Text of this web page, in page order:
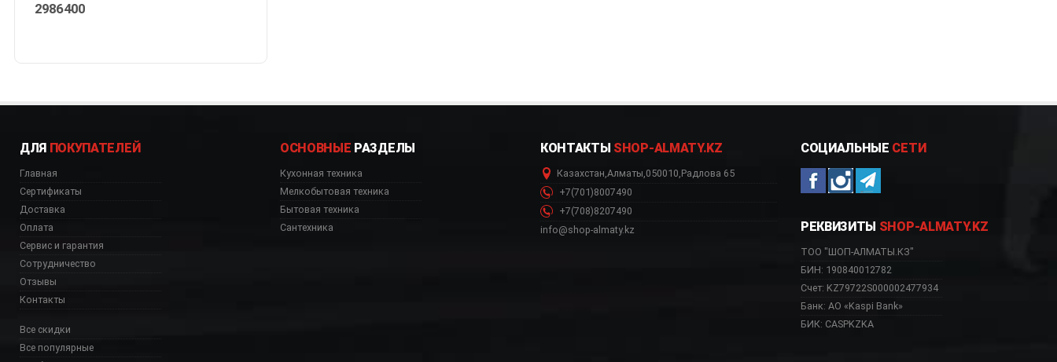
2986400
ДЛЯ ПОКУПАТЕЛЕЙ
Главная
Сертификаты
Доставка
Оплата
Сервис и гарантия
Сотрудничество
Отзывы
Контакты
Все скидки
Все популярные
ОСНОВНЫЕ РАЗДЕЛЫ
Кухонная техника
Мелкобытовая техника
Бытовая техника
Сантехника
КОНТАКТЫ SHOP-ALMATY.KZ
Казахстан Алматы 050010 Радлова 65
+7(701)8007490
+7(708)8207490
info@shop-almaty.kz
СОЦИАЛЬНЫЕ СЕТИ
РЕКВИЗИТЫ SHOP-ALMATY.KZ
ТОО "ШОП-АЛМАТЫ.КЗ"
БИН: 190840012782
Счет: KZ79722S000002477934
Банк: АО «Kaspi Bank»
БИК: CASPKZKA